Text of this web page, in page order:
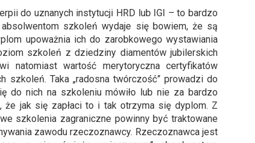
do uznanych instytucji HRD lub IGI – to bardzo
szkoleń wydaje się bowiem, że są
upoważnia ich do zarobkowego wystawiania
szkoleń z dziedziny diamentów jubilerskich
natomiast wartość merytoryczna certyfikatów
Taka „radosna twórczość” prowadzi do
do nich na szkoleniu mówiło lub nie za bardzo
że jak się zapłaci to i tak otrzyma się dyplom. Z
szkolenia zagraniczne powinny być traktowane
zawodu rzeczoznawcy. Rzeczoznawca jest